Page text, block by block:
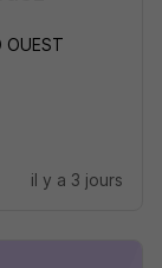
OUEST
il y a 3 jours